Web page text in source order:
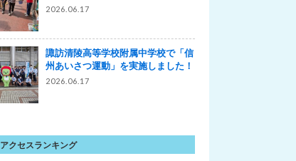
2026.06.17
諏訪清陵高等学校附属中学校で「信
州あいさつ運動」を実施しました！
2026.06.17
アクセスランキング